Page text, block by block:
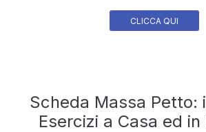
CLICCA QUI
Scheda Massa Petto:
Esercizi a Casa ed